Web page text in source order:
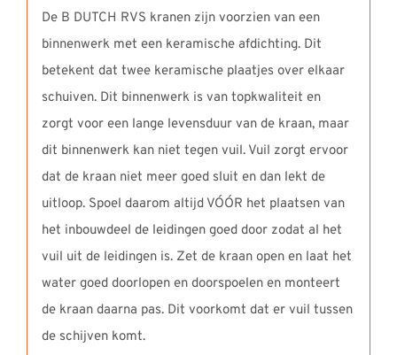
De B DUTCH RVS kranen zijn voorzien van een
binnenwerk met een keramische afdichting. Dit
betekent dat twee keramische plaatjes over elkaar
schuiven. Dit binnenwerk is van topkwaliteit en
zorgt voor een lange levensduur van de kraan, maar
dit binnenwerk kan niet tegen vuil. Vuil zorgt ervoor
dat de kraan niet meer goed sluit en dan lekt de
uitloop. Spoel daarom altijd VÓÓR het plaatsen van
het inbouwdeel de leidingen goed door zodat al het
vuil uit de leidingen is. Zet de kraan open en laat het
water goed doorlopen en doorspoelen en monteert
de kraan daarna pas. Dit voorkomt dat er vuil tussen
de schijven komt.